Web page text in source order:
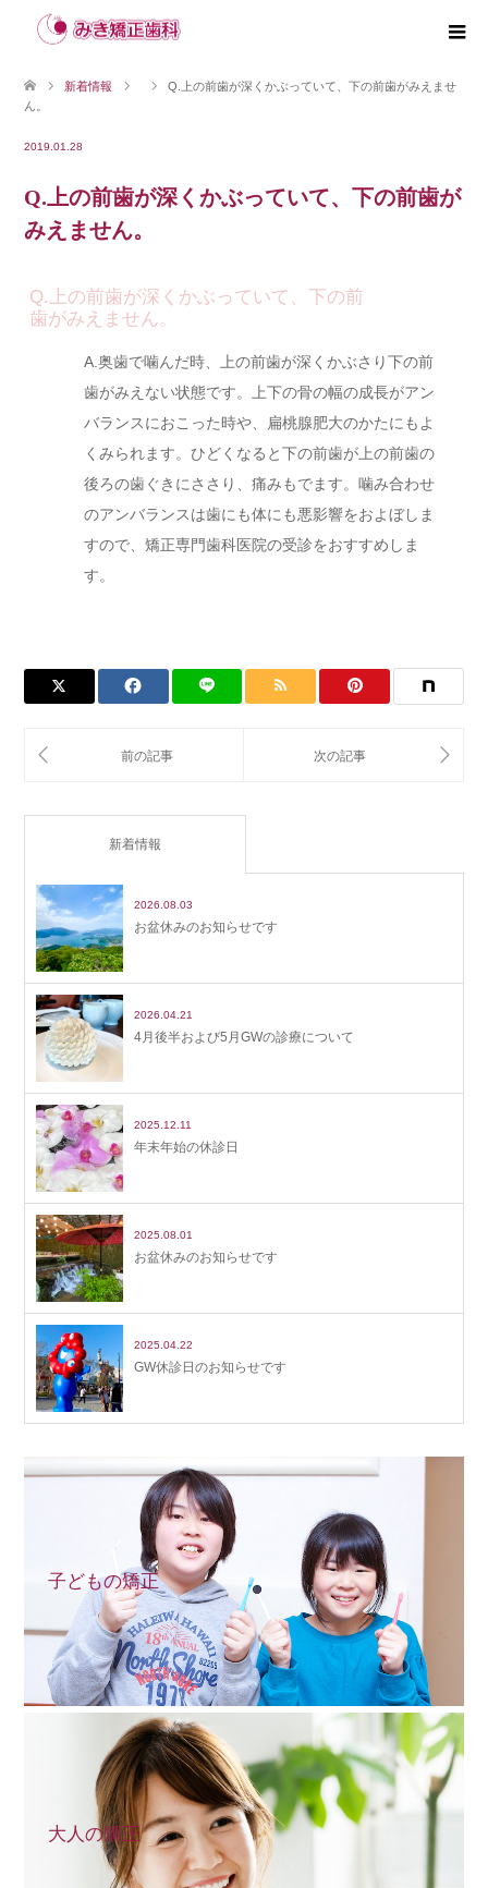
新着情報
Q.上の前歯が深くかぶっていて、下の前歯がみえませ
ん。
2019.01.28
Q.上の前歯が深くかぶっていて、下の前歯が
みえません。
Q.上の前歯が深くかぶっていて、下の前
歯がみえません。
A.奥歯で噛んだ時、上の前歯が深くかぶさり下の前
歯がみえない状態です。上下の骨の幅の成長がアン
バランスにおこった時や、扁桃腺肥大のかたにもよ
くみられます。ひどくなると下の前歯が上の前歯の
後ろの歯ぐきにささり、痛みもでます。噛み合わせ
のアンバランスは歯にも体にも悪影響をおよぼしま
すので、矯正専門歯科医院の受診をおすすめしま
す。
新着情報
2026.08.03
お盆休みのお知らせです
2026.04.21
4月後半および5月GWの診療について
2025.12.11
年末年始の休診日
2025.08.01
お盆休みのお知らせです
2025.04.22
GW休診日のお知らせです
子どもの矯正
大人の矯正